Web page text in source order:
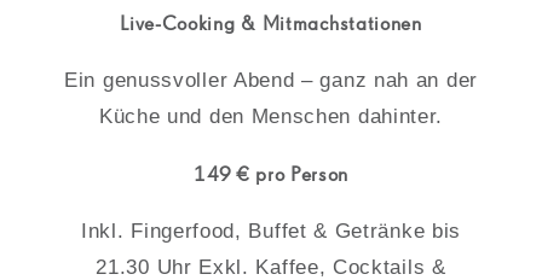
Live-Cooking & Mitmachstationen
Ein genussvoller Abend – ganz nah an der
Küche und den Menschen dahinter.
149 € pro Person
Inkl. Fingerfood, Buffet & Getränke bis
21.30 Uhr Exkl. Kaffee, Cocktails &